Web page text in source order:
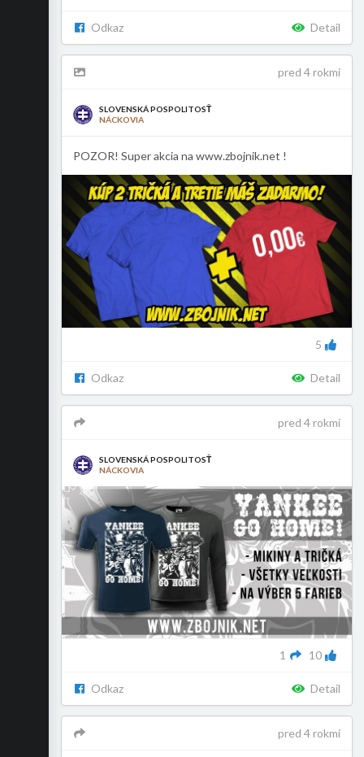
Odkaz Detail
pred 4 rokmi
SLOVENSKÁ POSPOLITOSŤ
NÁCKOVIA
POZOR! Super akcia na www.zbojnik.net !
5
Odkaz Detail
pred 4 rokmi
SLOVENSKÁ POSPOLITOSŤ
NÁCKOVIA
10
1
Odkaz Detail
pred 4 rokmi